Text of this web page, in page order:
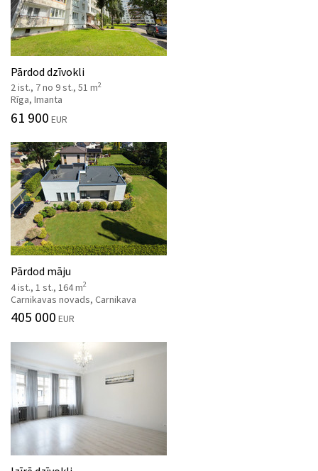
Pārdod dzīvokli
2 ist., 7 no 9 st., 51 m2
Rīga, Imanta
61 900 EUR
Pārdod māju
4 ist., 1 st., 164 m2
Carnikavas novads, Carnikava
405 000 EUR